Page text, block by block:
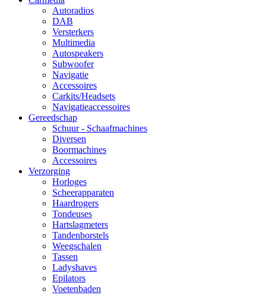
Autoradios
DAB
Versterkers
Multimedia
Autospeakers
Subwoofer
Navigatie
Accessoires
Carkits/Headsets
Navigatieaccessoires
Gereedschap
Schuur - Schaafmachines
Diversen
Boormachines
Accessoires
Verzorging
Horloges
Scheerapparaten
Haardrogers
Tondeuses
Hartslagmeters
Tandenborstels
Weegschalen
Tassen
Ladyshaves
Epilators
Voetenbaden